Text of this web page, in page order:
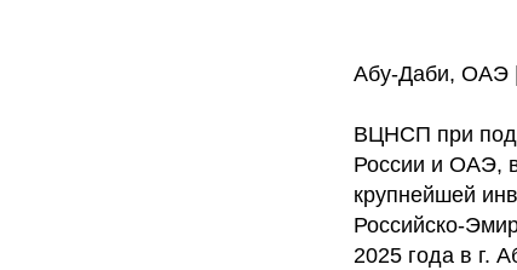
Абу-Даби, ОАЭ |
ВЦНСП при
России и ОАЭ,
крупнейшей
Российско-
2025 года в г.